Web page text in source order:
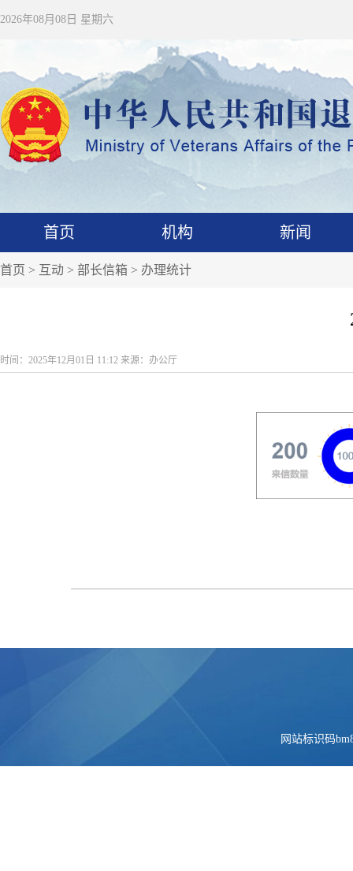
2026年08月08日 星期六
首页 机构 新闻
首页 > 互动 > 部长信箱 > 办理统计
时间：2025年12月01日 11:12 来源：办公厅
网站标识码